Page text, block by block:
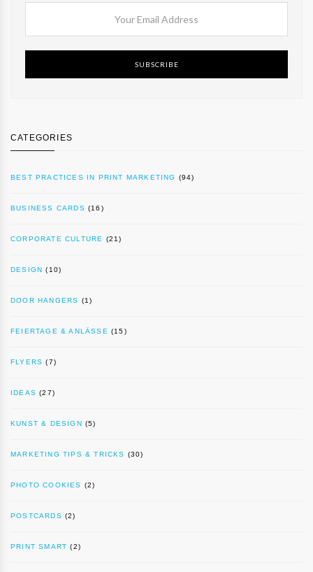
SUBSCRIBE
CATEGORIES
BEST PRACTICES IN PRINT MARKETING (94)
BUSINESS CARDS (16)
CORPORATE CULTURE (21)
DESIGN (10)
DOOR HANGERS (1)
FEIERTAGE & ANLÄSSE (15)
FLYERS (7)
IDEAS (27)
KUNST & DESIGN (5)
MARKETING TIPS & TRICKS (30)
PHOTO COOKIES (2)
POSTCARDS (2)
PRINT SMART (2)